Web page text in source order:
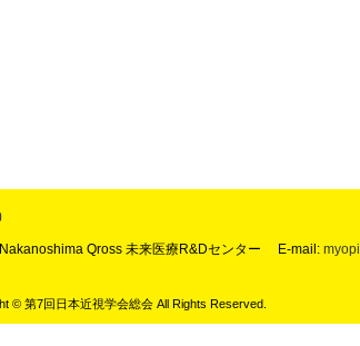
Qross 未来医療R&Dセンター E-mail:
© 第7回日本近視学会総会 All Rights Reserved.